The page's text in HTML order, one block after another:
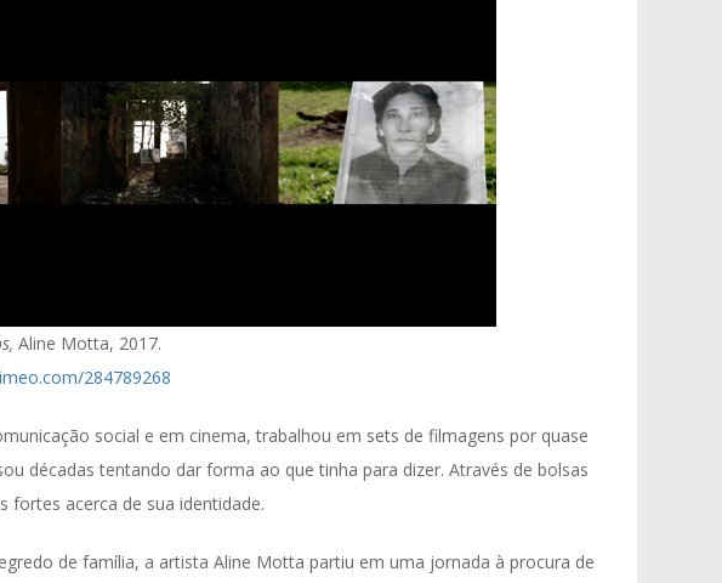
Aline Motta, 2017.
284789268
social e em cinema, trabalhou em sets de filmagens por quase
décadas tentando dar forma ao que tinha para dizer. Através de bolsas
fortes acerca de sua identidade.
de família, a artista Aline Motta partiu em uma jornada à procura de